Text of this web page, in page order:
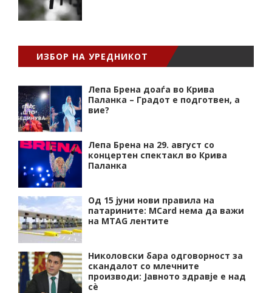
ИЗБОР НА УРЕДНИКОТ
Лепа Брена доаѓа во Крива
Паланка – Градот е подготвен, а
вие?
Лепа Брена на 29. август со
концертен спектакл во Крива
Паланка
Од 15 јуни нови правила на
патарините: MCard нема да важи
на MTAG лентите
Николовски бара одговорност за
скандалот со млечните
производи: Јавното здравје е над
сѐ